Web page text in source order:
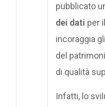
pubblicato
dei dati per
incoraggia
del
di qualità
Infatti, lo